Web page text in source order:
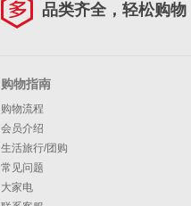
品类齐全，轻松购物
购物指南
购物流程
会员介绍
生活旅行/团购
常见问题
大家电